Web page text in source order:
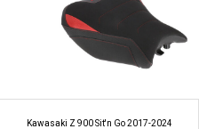
Kawasaki Z 900 Sit'n Go 2017-2024